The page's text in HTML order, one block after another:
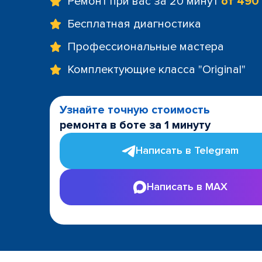
Бесплатная диагностика
Профессиональные мастера
Комплектующие класса "Original"
Узнайте точную стоимость
ремонта в боте за 1 минуту
Написать в Telegram
Написать в MAX